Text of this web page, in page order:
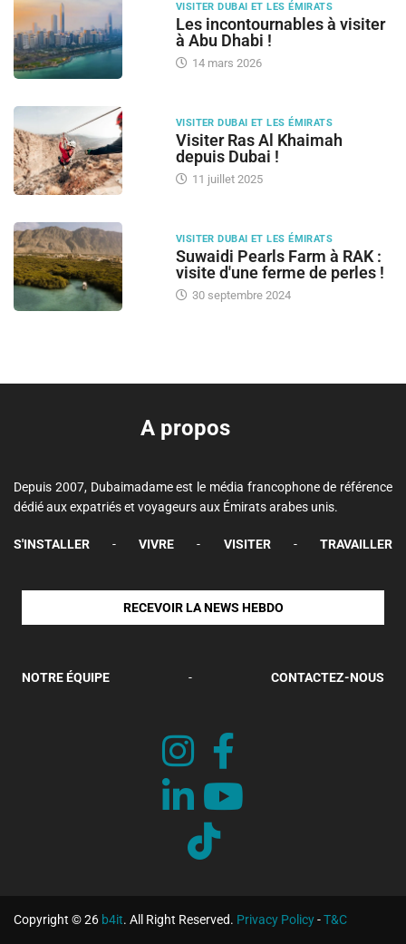
VISITER DUBAI ET LES ÉMIRATS
Les incontournables à visiter
à Abu Dhabi !
14 mars 2026
VISITER DUBAI ET LES ÉMIRATS
Visiter Ras Al Khaimah
depuis Dubai !
11 juillet 2025
VISITER DUBAI ET LES ÉMIRATS
Suwaidi Pearls Farm à RAK :
visite d'une ferme de perles !
30 septembre 2024
A propos
Depuis 2007, Dubaimadame est le média francophone de référence
dédié aux expatriés et voyageurs aux Émirats arabes unis.
S'INSTALLER - VIVRE - VISITER - TRAVAILLER
RECEVOIR LA NEWS HEBDO
NOTRE ÉQUIPE - CONTACTEZ-NOUS
Copyright © 26 b4it. All Right Reserved. Privacy Policy-T&C